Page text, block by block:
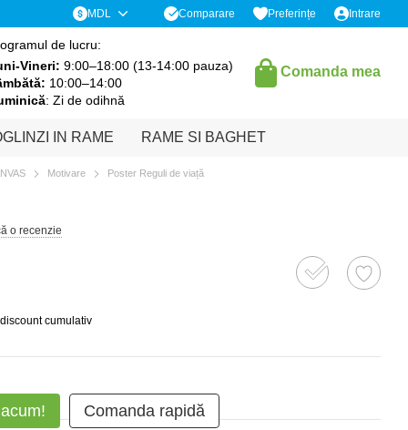
MDL Comparare Preferințe Intrare
de lucru:
Vineri: 9:00–18:00 (13-14:00 pauza)
10:00–14:00
: Zi de odihnă
Comanda mea
IN RAME RAME SI BAGHET
Motivare Poster Reguli de viață
o recenzie
cumulativ
Comanda rapidă